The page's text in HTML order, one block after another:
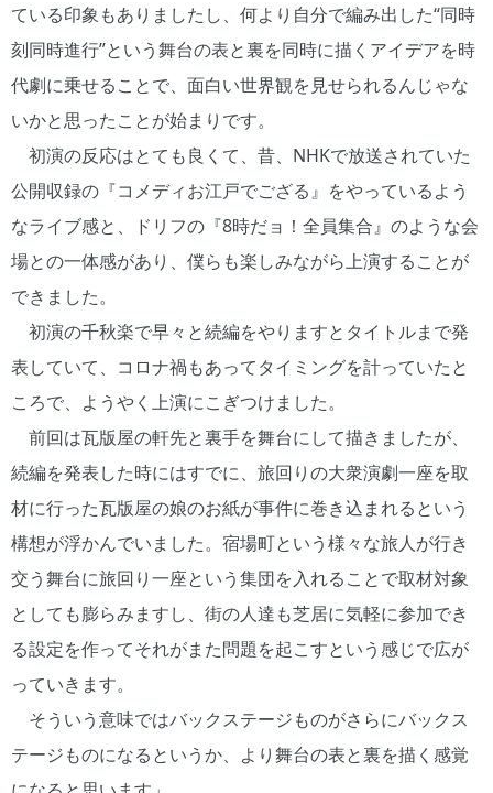
ている印象もありましたし、何より自分で編み出した“同時
刻同時進行”という舞台の表と裏を同時に描くアイデアを時
代劇に乗せることで、面白い世界観を見せられるんじゃな
いかと思ったことが始まりです。
初演の反応はとても良くて、昔、NHKで放送されていた
公開収録の『コメディお江戸でござる』をやっているよう
なライブ感と、ドリフの『8時だョ！全員集合』のような会
場との一体感があり、僕らも楽しみながら上演することが
できました。
初演の千秋楽で早々と続編をやりますとタイトルまで発
表していて、コロナ禍もあってタイミングを計っていたと
ころで、ようやく上演にこぎつけました。
前回は瓦版屋の軒先と裏手を舞台にして描きましたが、
続編を発表した時にはすでに、旅回りの大衆演劇一座を取
材に行った瓦版屋の娘のお紙が事件に巻き込まれるという
構想が浮かんでいました。宿場町という様々な旅人が行き
交う舞台に旅回り一座という集団を入れることで取材対象
としても膨らみますし、街の人達も芝居に気軽に参加でき
る設定を作ってそれがまた問題を起こすという感じで広が
っていきます。
そういう意味ではバックステージものがさらにバックス
テージものになるというか、より舞台の表と裏を描く感覚